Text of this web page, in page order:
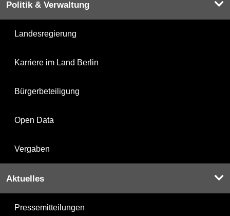
Politik & Verwaltung
Landesregierung
Karriere im Land Berlin
Bürgerbeteiligung
Open Data
Vergaben
Aktuelles
Pressemitteilungen